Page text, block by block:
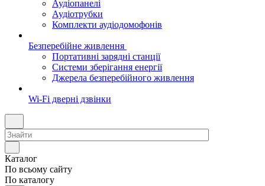
Аудіопанелі
Аудіотрубки
Комплекти аудіодомофонів
Безперебійне живлення
Портативні зарядні станції
Системи зберігання енергії
Джерела безперебійного живлення
Wi-Fi дверні дзвінки
Каталог
По всьому сайту
По каталогу